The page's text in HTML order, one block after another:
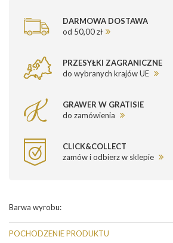
DARMOWA DOSTAWA
od 50,00 zł
PRZESYŁKI ZAGRANICZNE
do wybranych krajów UE
GRAWER W GRATISIE
do zamówienia
CLICK&COLLECT
zamów i odbierz w sklepie
Barwa wyrobu:
POCHODZENIE PRODUKTU